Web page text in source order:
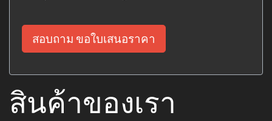
สอบถาม ขอใบเสนอราคา
สินค้าของเรา